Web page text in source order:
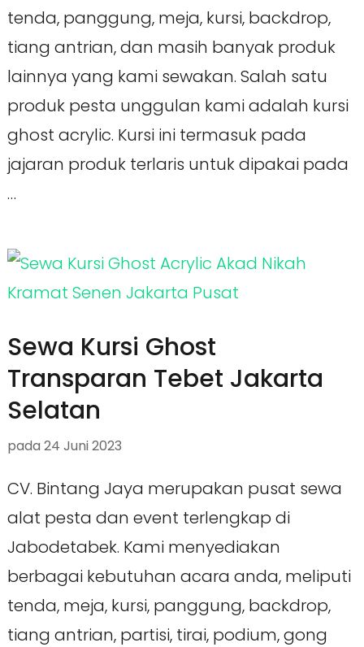
tenda, panggung, meja, kursi, backdrop,
tiang antrian, dan masih banyak produk
lainnya yang kami sewakan. Salah satu
produk pesta unggulan kami adalah kursi
ghost acrylic. Kursi ini termasuk pada
jajaran produk terlaris untuk dipakai pada
…
Sewa Kursi Ghost
Transparan Tebet Jakarta
Selatan
pada 24 Juni 2023
CV. Bintang Jaya merupakan pusat sewa
alat pesta dan event terlengkap di
Jabodetabek. Kami menyediakan
berbagai kebutuhan acara anda, meliputi
tenda, meja, kursi, panggung, backdrop,
tiang antrian, partisi, tirai, podium, gong